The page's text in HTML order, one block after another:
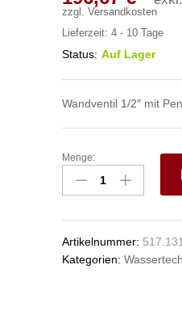
zzgl. Versandkosten
Lieferzeit: 4 - 10 Tage
Status: Auf Lager
Wandventil 1/2″ mit
profi
Wandventil
1/2"
Menge:
Artikelnummer:
Kategorien: